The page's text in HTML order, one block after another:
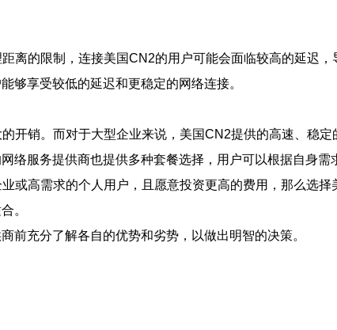
的限制，连接美国CN2的用户可能会面临较高的延迟，
够享受较低的延迟和更稳定的网络连接。
销。而对于大型企业来说，美国CN2提供的高速、稳定
服务提供商也提供多种套餐选择，用户可以根据自身需
或高需求的个人用户，且愿意投资更高的费用，那么选
。
前充分了解各自的优势和劣势，以做出明智的决策。